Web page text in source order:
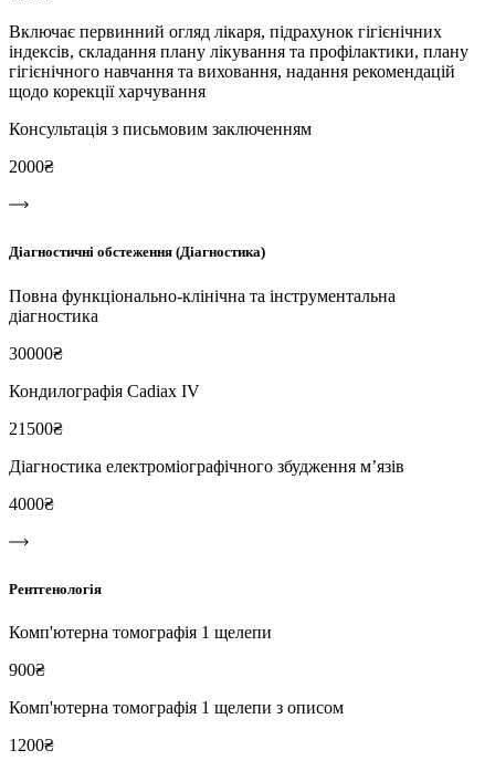
Включає первинний огляд лікаря, підрахунок гігієнічних
індексів, складання плану лікування та профілактики, плану
гігієнічного навчання та виховання, надання рекомендацій
щодо корекції харчування
Консультація з письмовим заключенням
2000₴
Діагностичні обстеження (Діагностика)
Повна функціонально-клінічна та інструментальна
діагностика
30000₴
Кондилографія Cadiax IV
21500₴
Діагностика електроміографічного збудження м’язів
4000₴
Рентгенологія
Комп'ютерна томографія 1 щелепи
900₴
Комп'ютерна томографія 1 щелепи з описом
1200₴